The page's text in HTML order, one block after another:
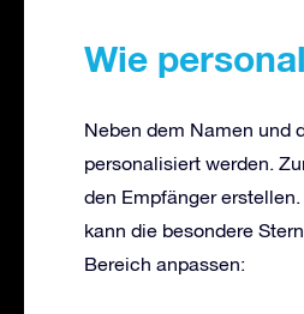
Wie
Neben dem Namen und
personalisiert werden.
den Empfänger
kann die besondere
Bereich anpassen: